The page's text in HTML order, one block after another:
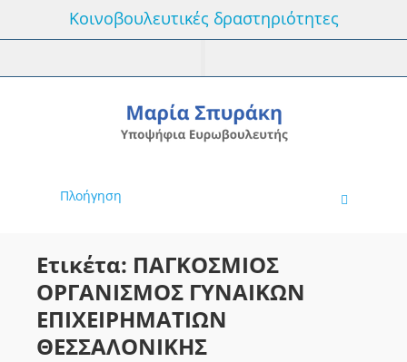
Κοινοβουλευτικές δραστηριότητες
Πλοήγηση
Ετικέτα: ΠΑΓΚΟΣΜΙΟΣ
ΟΡΓΑΝΙΣΜΟΣ ΓΥΝΑΙΚΩΝ
ΕΠΙΧΕΙΡΗΜΑΤΙΩΝ
ΘΕΣΣΑΛΟΝΙΚΗΣ